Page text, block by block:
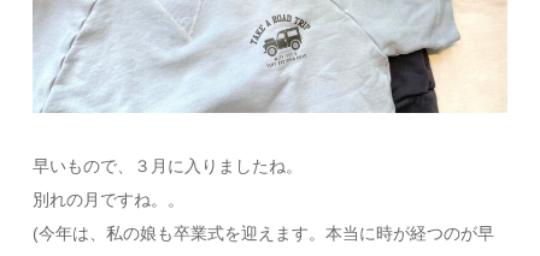
早いもので、３月に入りましたね。
別れの月ですね。。
(今年は、私の娘も卒業式を迎えます。本当に時が経つのが早